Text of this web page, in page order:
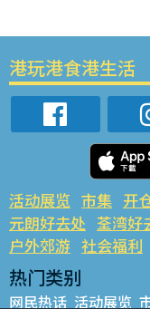
港玩港食港生活
活动展览 市集 开
元朗好去处 荃湾好
户外郊游 社会福利
热门类别
网民热话 活动展览